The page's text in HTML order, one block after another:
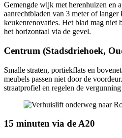
Gemengde wijk met herenhuizen en
aanrechtbladen van 3 meter of
keukenrenovaties. Het blad mag
het horizontaal via de gevel.
Centrum (Stadsdriehoek,
Smalle straten, portiekflats en
meubels passen niet door de
straatprofiel en regelen de
15 minuten via de A20